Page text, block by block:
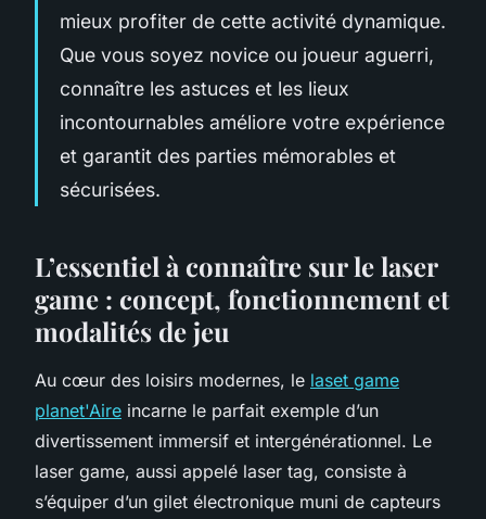
mieux profiter de cette activité dynamique.
Que vous soyez novice ou joueur aguerri,
connaître les astuces et les lieux
incontournables améliore votre expérience
et garantit des parties mémorables et
sécurisées.
L’essentiel à connaître sur le laser
game : concept, fonctionnement et
modalités de jeu
Au cœur des loisirs modernes, le laset game
planet'Aire incarne le parfait exemple d’un
divertissement immersif et intergénérationnel. Le
laser game, aussi appelé laser tag, consiste à
s’équiper d’un gilet électronique muni de capteurs